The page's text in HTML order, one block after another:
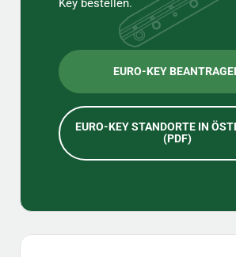
Key bestellen.
EURO-KEY
EURO-KEY STANDORTE IN
(PDF)